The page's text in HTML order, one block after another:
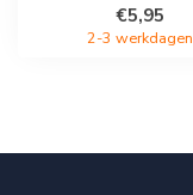
€5,95
2-3 werkdagen